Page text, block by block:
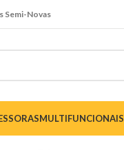
Semi-Novas
MULTIFUNCIONAIS